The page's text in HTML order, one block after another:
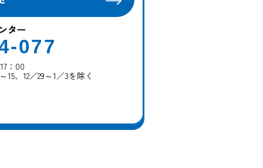
ター
077
：00
、12／29～1／3を除く